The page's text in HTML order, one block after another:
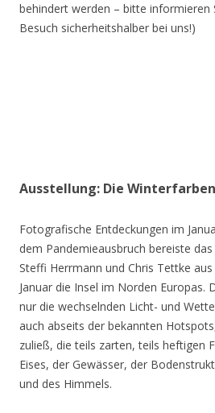
behindert werden – bitte informieren
Besuch sicherheitshalber bei uns!)
Ausstellung: Die
Fotografische Entdeckungen im
dem Pandemieausbruch bereiste
Steffi Herrmann und Chris Tettke
Januar die Insel im Norden Europas.
nur die wechselnden Licht- und
auch abseits der bekannten
zuließ, die teils zarten, teils heftigen
Eises, der Gewässer, der
und des Himmels.